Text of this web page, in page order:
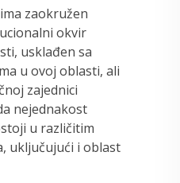
zaokružen
okvir
usklađen sa
u ovoj oblasti, ali
zajednici
nejednakost
u različitim
uključujući i oblast